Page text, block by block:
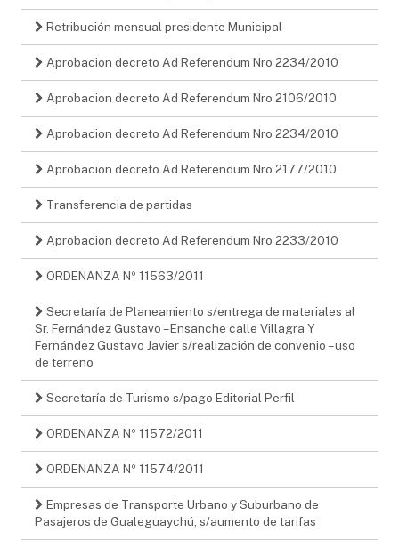
Retribución mensual presidente Municipal
Aprobacion decreto Ad Referendum Nro 2234/2010
Aprobacion decreto Ad Referendum Nro 2106/2010
Aprobacion decreto Ad Referendum Nro 2234/2010
Aprobacion decreto Ad Referendum Nro 2177/2010
Transferencia de partidas
Aprobacion decreto Ad Referendum Nro 2233/2010
ORDENANZA Nº 11563/2011
Secretaría de Planeamiento s/entrega de materiales al
Sr. Fernández Gustavo – Ensanche calle Villagra Y
Fernández Gustavo Javier s/realización de convenio – uso
de terreno
Secretaría de Turismo s/pago Editorial Perfil
ORDENANZA Nº 11572/2011
ORDENANZA Nº 11574/2011
Empresas de Transporte Urbano y Suburbano de
Pasajeros de Gualeguaychú, s/aumento de tarifas